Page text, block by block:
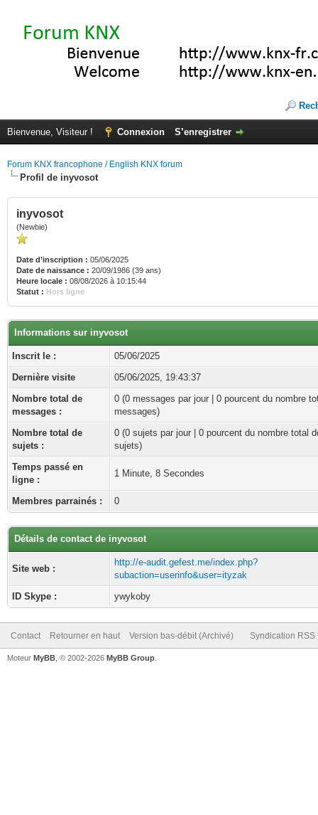
Bienvenue, Visiteur ! Connexion S’enregistrer
Forum KNX francophone / English KNX forum
Profil de inyvosot
inyvosot
(Newbie)
Date d’inscription : 05/06/2025
Date de naissance : 20/09/1986 (39 ans)
Heure locale : 08/08/2026 à 10:15:44
Statut : Hors ligne
Informations sur inyvosot
Inscrit le :
05/06/2025
Dernière visite
05/06/2025, 19:43:37
Nombre total de
messages :
0 (0 messages par jour | 0 pourcent du nombre
messages)
Nombre total de
sujets :
0 (0 sujets par jour | 0 pourcent du nombre total
sujets)
Temps passé en
ligne :
1 Minute, 8 Secondes
Membres parrainés : 0
Détails de contact de inyvosot
Site web :
http://e-audit.gefest.me/index.php?
subaction=userinfo&user=ityzak
ID Skype :
ywykoby
Contact Retourner en haut Version bas-débit (Archivé) Syndication RSS
Moteur MyBB , © 2002-2026 MyBB Group